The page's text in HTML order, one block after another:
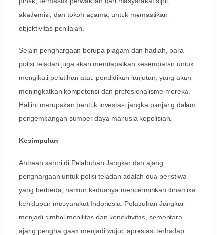
akademisi, dan tokoh agama, untuk memastikan
objektivitas penilaian.
Selain penghargaan berupa piagam dan hadiah, para
polisi teladan juga akan mendapatkan kesempatan untuk
mengikuti pelatihan atau pendidikan lanjutan, yang akan
meningkatkan kompetensi dan profesionalisme mereka.
Hal ini merupakan bentuk investasi jangka panjang dalam
pengembangan sumber daya manusia kepolisian.
Kesimpulan
Antrean santri di Pelabuhan Jangkar dan ajang
penghargaan untuk polisi teladan adalah dua peristiwa
yang berbeda, namun keduanya mencerminkan dinamika
kehidupan masyarakat Indonesia. Pelabuhan Jangkar
menjadi simbol mobilitas dan konektivitas, sementara
ajang penghargaan menjadi wujud apresiasi terhadap